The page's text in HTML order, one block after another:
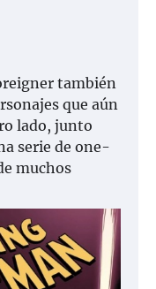
también
que aún
lado, junto
serie de one-
muchos